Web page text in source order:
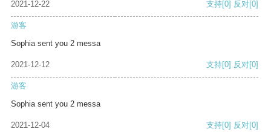
2021-12-22 支持[0] 反对[0]
游客
Sophia sent you 2 messa
2021-12-12 支持[0] 反对[0]
游客
Sophia sent you 2 messa
2021-12-04 支持[0] 反对[0]